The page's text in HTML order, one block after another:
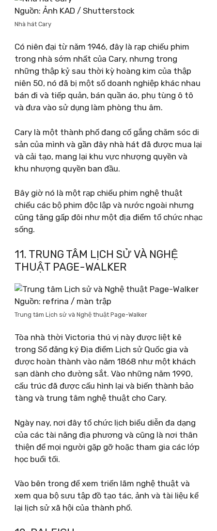
Nguồn: Ảnh KAD / Shutterstock
Nhà hát Cary
Có niên đại từ năm 1946, đây là rạp chiếu phim
trong nhà sớm nhất của Cary, nhưng trong
những thập kỷ sau thời kỳ hoàng kim của thập
niên 50, nó đã bị một số doanh nghiệp khác nhau
bán đi và tiếp quản, bán quần áo, phụ tùng ô tô
và đưa vào sử dụng làm phòng thu âm.
Cary là một thành phố đang cố gắng chăm sóc di
sản của mình và gần đây nhà hát đã được mua lại
và cải tạo, mang lại khu vực nhượng quyền và
khu nhượng quyền ban đầu.
Bây giờ nó là một rạp chiếu phim nghệ thuật
chiếu các bộ phim độc lập và nước ngoài nhưng
cũng tăng gấp đôi như một địa điểm tổ chức nhạc
sống.
11. TRUNG TÂM LỊCH SỬ VÀ NGHỆ
THUẬT PAGE-WALKER
Nguồn: refrina / màn trập
Trung tâm Lịch sử và Nghệ thuật Page-Walker
Tòa nhà thời Victoria thú vị này được liệt kê
trong Sổ đăng ký Địa điểm Lịch sử Quốc gia và
được hoàn thành vào năm 1868 như một khách
sạn dành cho đường sắt. Vào những năm 1990,
cấu trúc đã được cấu hình lại và biến thành bảo
tàng và trung tâm nghệ thuật cho Cary.
Ngày nay, nơi đây tổ chức lịch biểu diễn đa dạng
của các tài năng địa phương và cũng là nơi thân
thiện để mọi người gặp gỡ hoặc tham gia các lớp
học buổi tối.
Vào bên trong để xem triển lãm nghệ thuật và
xem qua bộ sưu tập đồ tạo tác, ảnh và tài liệu kể
lại lịch sử xã hội của thành phố.